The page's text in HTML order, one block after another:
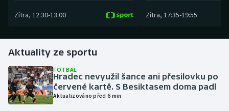
Golf
Gymnastika
Házená
Zítra, 12:30-13:00 Zítra, 17:35-19:55
Aktuality ze sportu
FOTBAL
Hradec nevyužil šance ani přesilovku po
červené kartě. S Besiktasem doma padl
Aktualizováno před 6 min